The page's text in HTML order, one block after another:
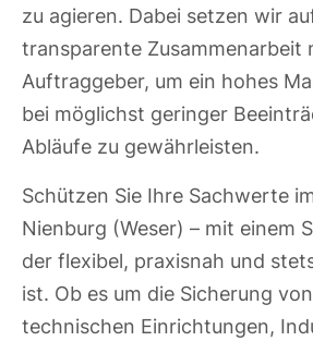
zu agieren. Dabei setzen wir
transparente Zusammenarbeit
Auftraggeber, um ein hohes
bei möglichst geringer
Abläufe zu gewährleisten.
Schützen Sie Ihre Sachwerte
Nienburg (Weser) – mit einem
der flexibel, praxisnah und
ist. Ob es um die Sicherung
technischen Einrichtungen,